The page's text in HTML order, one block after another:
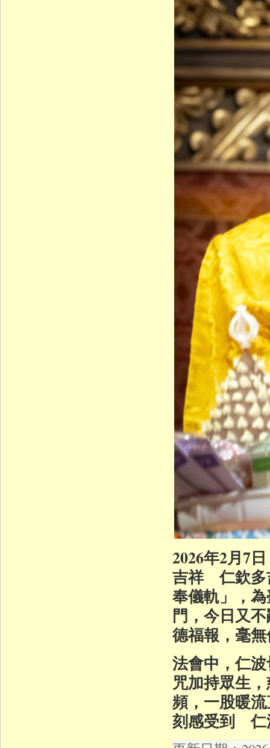
2026年2月7
吉祥 仁欽多
奉儀軌」，
門，今日又
德福報，毫
法會中，仁
咒加持眾生
頻，一股暖
刻感受到 仁